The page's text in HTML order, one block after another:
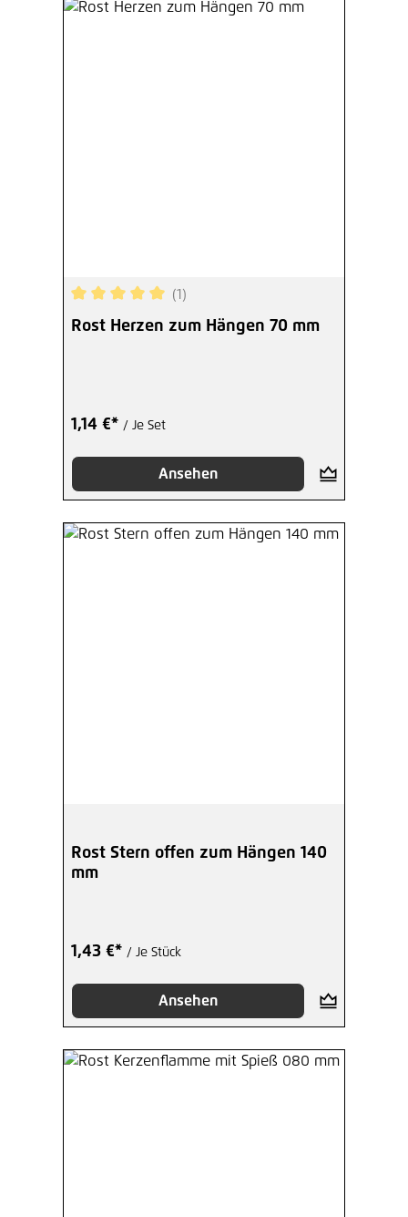
Durchschnittliche Bewertung von 5 von 5
(1)
Rost Herzen zum Hängen 70 mm
1,14 €* / Je Set
Ansehen
Rost Stern offen zum Hängen 140
mm
1,43 €* / Je Stück
Ansehen